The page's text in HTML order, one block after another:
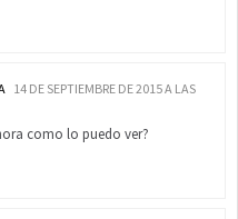
14 DE SEPTIEMBRE DE 2015 A LAS
como lo puedo ver?